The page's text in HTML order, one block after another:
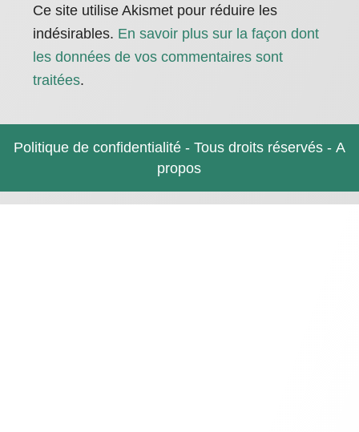
Ce site utilise Akismet pour réduire les
indésirables. En savoir plus sur la façon dont
les données de vos commentaires sont
traitées.
Politique de confidentialité- Tous droits réservés - A
propos